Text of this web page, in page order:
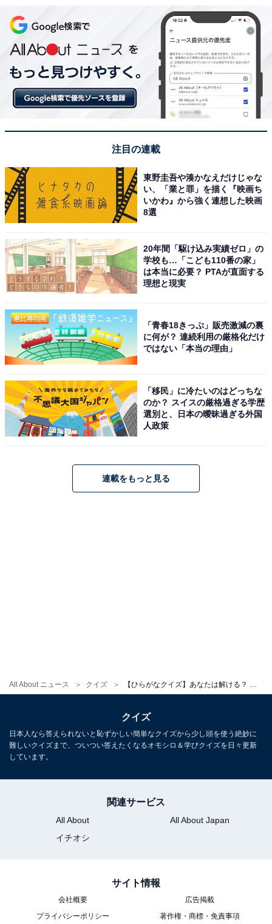
All About ニュース クイズ
注目の連載
東野圭吾や湊かなえだけじゃな
い、「業と罪」を描く『映画ち
いかわ』から強く連想した映画
8選
20年間「駆け込み実績ゼロ」の
学校も…「こども110番の家」
は本当に必要？ PTAが直面する
理想と現実
「青春18きっぷ」販売激減の裏
に何が？ 連続利用の厳格化だけ
ではない「本当の理由」
「移民」に冷たいのはどっちな
のか？ スイスの厳格過ぎる学歴
選別と、日本の曖昧過ぎる外国
人政策
連載をもっと見る
クイズ
日本人なら答えられないと恥ずかしい簡単なクイズから少し頭を使う絶妙に
難しいクイズまで、ついつい答えたくなるオモシロ＆学びクイズを日々更新
しています。
関連サービス
All About
All About Japan
イチオシ
サイト情報
会社概要
広告掲載
プライバシーポリシー
著作権・商標・免責事項